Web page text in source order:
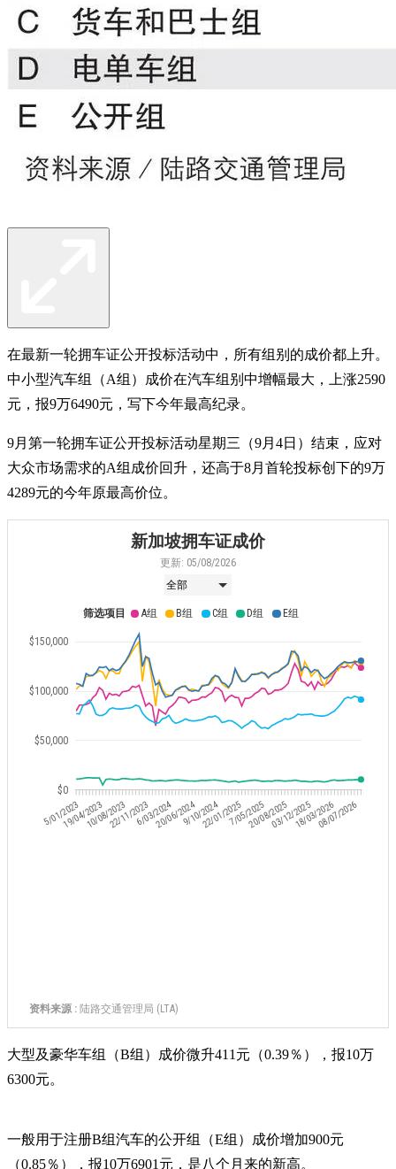
在最新一轮拥车证公开投标活动中，所有组别的成价都上升。
中小型汽车组（A组）成价在汽车组别中增幅最大，上涨2590
元，报9万6490元，写下今年最高纪录。
9月第一轮拥车证公开投标活动星期三（9月4日）结束，应对
大众市场需求的A组成价回升，还高于8月首轮投标创下的9万
4289元的今年原最高价位。
大型及豪华车组（B组）成价微升411元（0.39％），报10万
6300元。
一般用于注册B组汽车的公开组（E组）成价增加900元
（0.85％），报10万6901元，是八个月来的新高。